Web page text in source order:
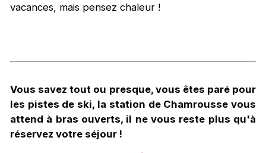
vacances, mais pensez chaleur !
Vous savez tout ou presque, vous êtes paré pour
les pistes de ski, la station de Chamrousse vous
attend à bras ouverts, il ne vous reste plus qu'à
réservez votre séjour !